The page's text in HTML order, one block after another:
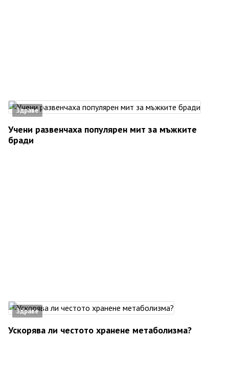
Здраве
Учени развенчаха популярен мит за мъжките
бради
Здраве
Ускорява ли честото хранене метаболизма?